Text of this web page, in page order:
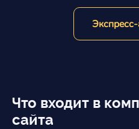
Что входит в
сайта